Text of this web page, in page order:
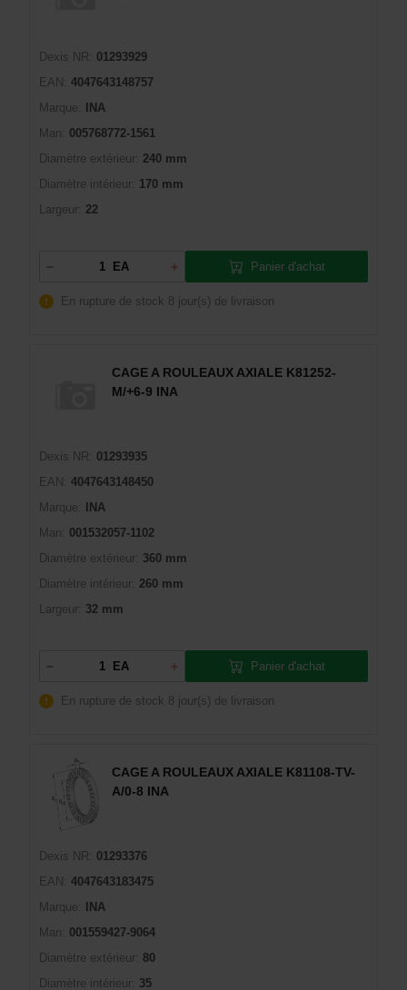
Dexis NR:
01293929
EAN:
4047643148757
Marque:
INA
Man:
005768772-1561
Diamètre extérieur: 240 mm
Diamètre intérieur: 170 mm
Largeur: 22
EA Panier d'achat
En rupture de stock 8 jour(s) de livraison
CAGE A ROULEAUX AXIALE K81252-
M/+6-9 INA
Dexis NR:
01293935
EAN:
4047643148450
Marque:
INA
Man:
001532057-1102
Diamètre extérieur: 360 mm
Diamètre intérieur: 260 mm
Largeur: 32 mm
EA Panier d'achat
En rupture de stock 8 jour(s) de livraison
CAGE A ROULEAUX AXIALE K81108-TV-
A/0-8 INA
Dexis NR:
01293376
EAN:
4047643183475
Marque:
INA
Man:
001559427-9064
Diamètre extérieur: 80
Diamètre intérieur: 35